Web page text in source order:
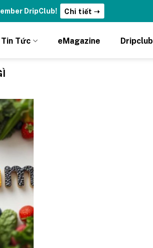
DripClub! Chi tiết ➝
Tin Tức eMagazine Dripclub